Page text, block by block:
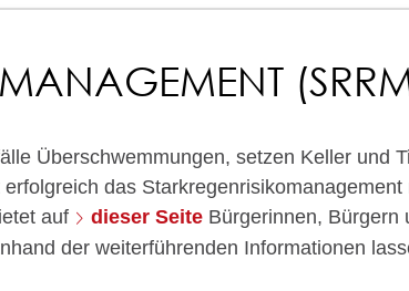
Überschwemmungen, setzen Keller und
das
auf
dieser SeiteBürgerinnen, Bürgern
der weiterführenden Informationen